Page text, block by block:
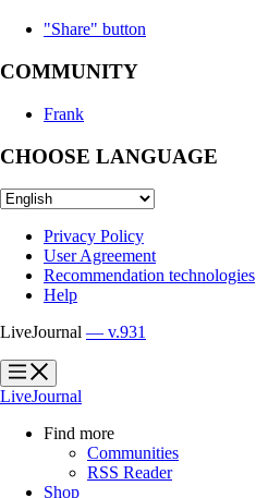
"Share" button
COMMUNITY
Frank
CHOOSE LANGUAGE
Privacy Policy
User Agreement
Recommendation technologies
Help
LiveJournal — v.931
?
?
LiveJournal
Find more
Communities
RSS Reader
Shop